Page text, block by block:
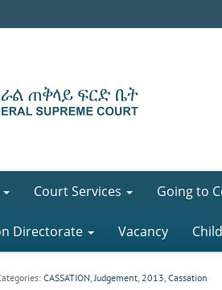
Court Services Going to
Directorate Vacancy
CASSATION,Judgement, 2013, Cassation